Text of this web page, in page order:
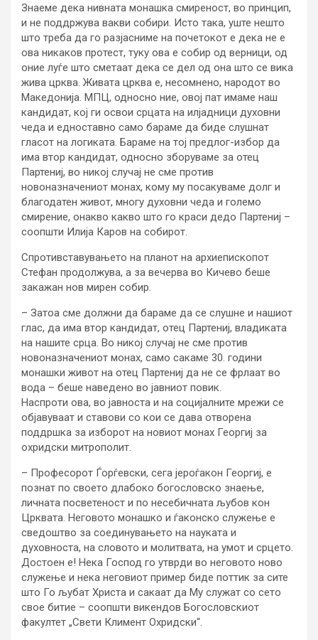
Знаеме дека нивната монашка смиреност, во принцип,
и не поддржува вакви собири. Исто така, уште нешто
што треба да го разјасниме на почетокот е дека не е
ова никаков протест, туку ова е собир од верници, од
оние луѓе што сметаат дека се дел од она што се вика
жива црква. Живата црква е, несомнено, народот во
Македонија. МПЦ, односно ние, овој пат имаме наш
кандидат, кој ги освои срцата на илјадници духовни
чеда и едноставно само бараме да биде слушнат
гласот на логиката. Бараме на тој предлог-избор да
има втор кандидат, односно зборуваме за отец
Партениј, во никој случај не сме против
новоназначениот монах, кому му посакуваме долг и
благодатен живот, многу духовни чеда и големо
смирение, онакво какво што го краси дедо Партениј –
соопшти Илија Каров на собирот.
Спротивставувањето на планот на архиепископот
Стефан продолжува, а за вечерва во Кичево беше
закажан нов мирен собир.
– Затоа сме должни да бараме да се слушне и нашиот
глас, да има втор кандидат, отец Партениј, владиката
на нашите срца. Во никој случај не сме против
новоназначениот монах, само сакаме 30. години
монашки живот на отец Партениј да не се фрлаат во
вода – беше наведено во јавниот повик.
Наспроти ова, во јавноста и на социјалните мрежи се
објавуваат и ставови со кои се дава отворена
поддршка за изборот на новиот монах Георгиј за
охридски митрополит.
– Професорот Ѓорѓевски, сега јероѓакон Георгиј, е
познат по своето длабоко богословско знаење,
личната посветеност и по несебичната љубов кон
Црквата. Неговото монашко и ѓаконско служење е
сведоштво за соединувањето на науката и
духовноста, на словото и молитвата, на умот и срцето.
Достоен е! Нека Господ го утврди во неговото ново
служење и нека неговиот пример биде поттик за сите
што Го љубат Христа и сакаат да Му служат со сето
свое битие – соопшти викендов Богословскиот
факултет „Свети Климент Охридски“.